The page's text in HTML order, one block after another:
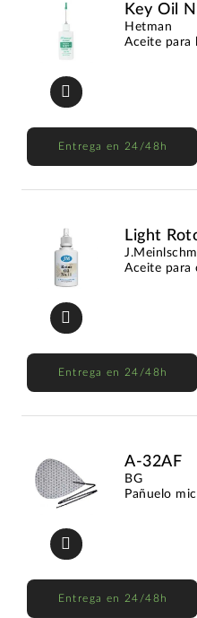
Key Oil
Hetman
Aceite para
Entrega en 24/48h
Light
Aceite para
Entrega en 24/48h
A-32AF
BG
Pañuelo
Entrega en 24/48h